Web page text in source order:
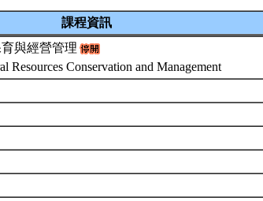
課程資訊
與經營管理
Resources Conservation and Management